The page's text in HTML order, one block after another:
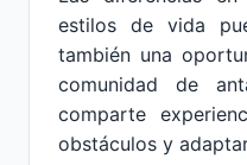
estilos de vida
también una
comunidad de
comparte
obstáculos y